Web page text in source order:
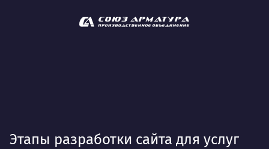
Этапы разработки сайта для услуг